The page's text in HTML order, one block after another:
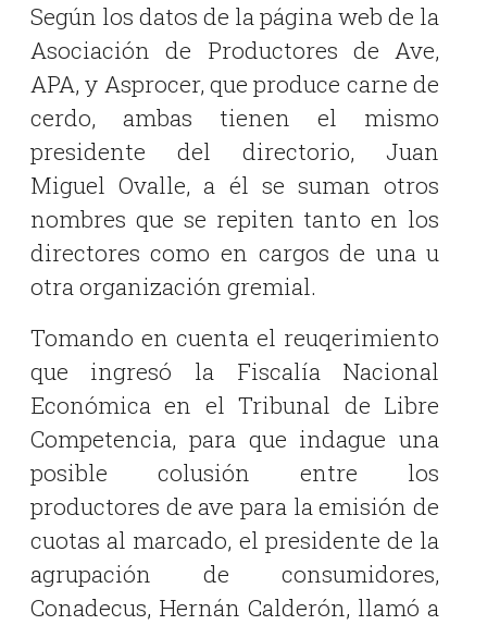
Según los datos de la página web de la
Asociación de Productores de Ave,
APA, y Asprocer, que produce carne de
cerdo, ambas tienen el mismo
presidente del directorio, Juan
Miguel Ovalle, a él se suman otros
nombres que se repiten tanto en los
directores como en cargos de una u
otra organización gremial.
Tomando en cuenta el reuqerimiento
que ingresó la Fiscalía Nacional
Económica en el Tribunal de Libre
Competencia, para que indague una
posible colusión entre los
productores de ave para la emisión de
cuotas al marcado, el presidente de la
agrupación de consumidores,
Conadecus, Hernán Calderón, llamó a